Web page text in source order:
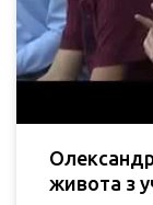
живота з